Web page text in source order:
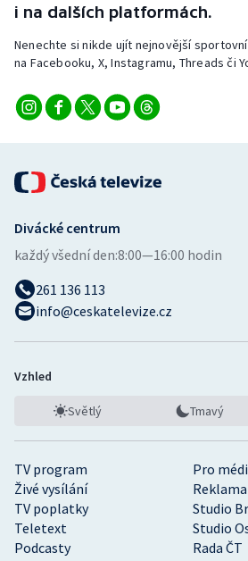
i na dalších platformách.
Nenechte si nikde ujít nejnovější
na Facebooku, X, Instagramu, Threads či
TV program
Pro
Živé vysílání
Reklama
TV poplatky
Studio
Teletext
Studio
Podcasty
Rada ČT
Divácké centrum
každý všední den:8:00—16:00 hodin
261 136 113
info@ceskatelevize.cz
Vzhled
Světlý Tmavý